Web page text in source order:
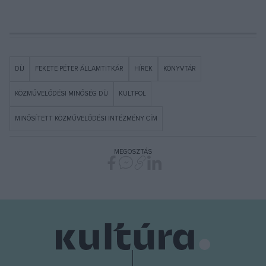
DÍJ FEKETE PÉTER ÁLLAMTITKÁR HÍREK KÖNYVTÁR
KÖZMŰVELŐDÉSI MINŐSÉG DÍJ KULTPOL
MINŐSÍTETT KÖZMŰVELŐDÉSI INTÉZMÉNY CÍM
MEGOSZTÁS